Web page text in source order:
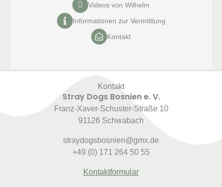
Videos von Wilhelm
Informationen zur Vermittlung
Kontakt
Kontakt
Stray Dogs Bosnien e. V.
Franz-Xaver-Schuster-Straße 10
91126 Schwabach
straydogsbosnien@gmx.de
+49 (0) 171 264 50 55
Kontaktformular